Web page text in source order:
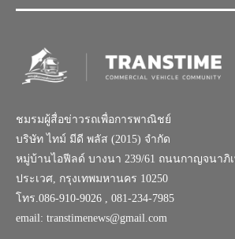
ชมรมผู้สื่อข่าวรถเพื่อการพาณิชย์
บริษัท ไทม์ มีดี พลัส (2015) จำกัด
หมู่บ้านไอฟีลด์ บางนา 239/61 ถนนกาญจนาภิ
ประเวศ, กรุงเทพมหานคร 10250
โทร.086-910-9026 , 081-234-7985
email: transtimenews@gmail.com